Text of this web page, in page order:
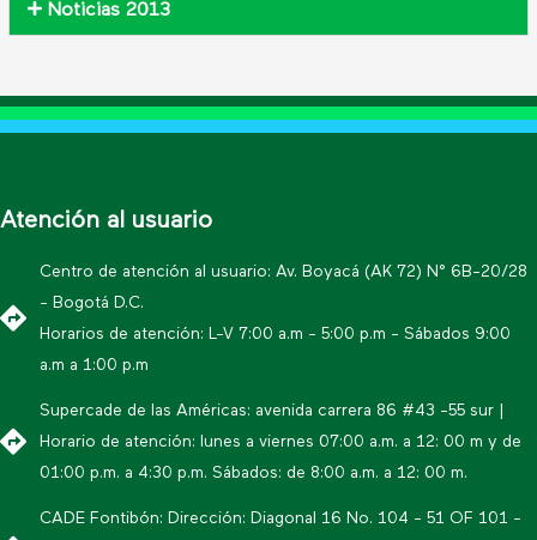
Noticias 2013
Atención al usuario
Centro de atención al usuario: Av. Boyacá (AK 72) N° 6B-20/28
- Bogotá D.C.
Horarios de atención: L-V 7:00 a.m - 5:00 p.m - Sábados 9:00
a.m a 1:00 p.m
Supercade de las Américas: avenida carrera 86 #43 -55 sur |
Horario de atención: lunes a viernes 07:00 a.m. a 12: 00 m y de
01:00 p.m. a 4:30 p.m. Sábados: de 8:00 a.m. a 12: 00 m.
CADE Fontibón: Dirección: Diagonal 16 No. 104 - 51 OF 101 -